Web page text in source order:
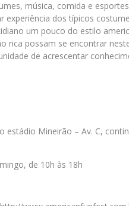
música, comida e
experiência dos típicos
um pouco do estilo
rica possam se encontrar
de acrescentar
estádio Mineirão – Av. C,
de 10h às 18h